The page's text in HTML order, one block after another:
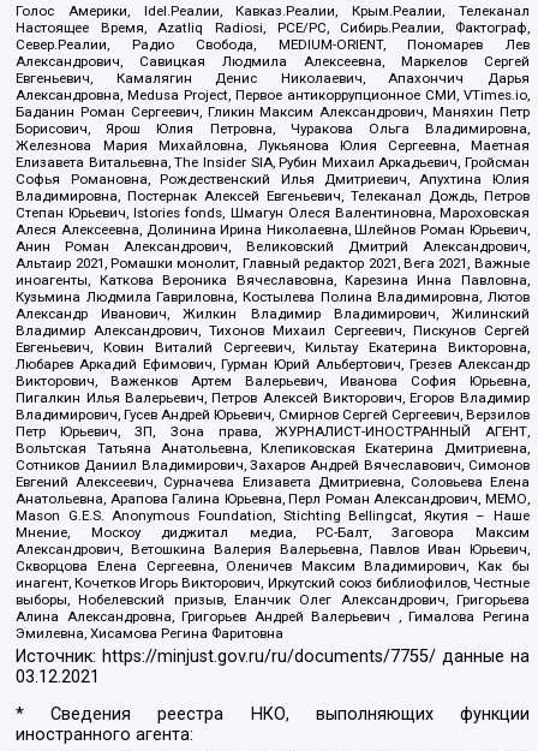
Голос Америки, Idel.Реалии, Кавказ.Реалии, Крым.Реалии, Телеканал
Настоящее Время, Azatliq Radiosi, PCE/PC, Сибирь.Реалии, Фактограф,
Север.Реалии, Радио Свобода, MEDIUM-ORIENT, Пономарев Лев
Александрович, Савицкая Людмила Алексеевна, Маркелов Сергей
Евгеньевич, Камалягин Денис Николаевич, Апахончич Дарья
Александровна, Medusa Project, Первое антикоррупционное СМИ, VTimes.io,
Баданин Роман Сергеевич, Гликин Максим Александрович, Маняхин Петр
Борисович, Ярош Юлия Петровна, Чуракова Ольга Владимировна,
Железнова Мария Михайловна, Лукьянова Юлия Сергеевна, Маетная
Елизавета Витальевна, The Insider SIA, Рубин Михаил Аркадьевич, Гройсман
Софья Романовна, Рождественский Илья Дмитриевич, Апухтина Юлия
Владимировна, Постернак Алексей Евгеньевич, Телеканал Дождь, Петров
Степан Юрьевич, Istories fonds, Шмагун Олеся Валентиновна, Мароховская
Алеся Алексеевна, Долинина Ирина Николаевна, Шлейнов Роман Юрьевич,
Анин Роман Александрович, Великовский Дмитрий Александрович,
Альтаир 2021, Ромашки монолит, Главный редактор 2021, Вега 2021, Важные
иноагенты, Каткова Вероника Вячеславовна, Карезина Инна Павловна,
Кузьмина Людмила Гавриловна, Костылева Полина Владимировна, Лютов
Александр Иванович, Жилкин Владимир Владимирович, Жилинский
Владимир Александрович, Тихонов Михаил Сергеевич, Пискунов Сергей
Евгеньевич, Ковин Виталий Сергеевич, Кильтау Екатерина Викторовна,
Любарев Аркадий Ефимович, Гурман Юрий Альбертович, Грезев Александр
Викторович, Важенков Артем Валерьевич, Иванова София Юрьевна,
Пигалкин Илья Валерьевич, Петров Алексей Викторович, Егоров Владимир
Владимирович, Гусев Андрей Юрьевич, Смирнов Сергей Сергеевич, Верзилов
Петр Юрьевич, ЗП, Зона права, ЖУРНАЛИСТ-ИНОСТРАННЫЙ АГЕНТ,
Вольтская Татьяна Анатольевна, Клепиковская Екатерина Дмитриевна,
Сотников Даниил Владимирович, Захаров Андрей Вячеславович, Симонов
Евгений Алексеевич, Сурначева Елизавета Дмитриевна, Соловьева Елена
Анатольевна, Арапова Галина Юрьевна, Перл Роман Александрович, МЕМО,
Mason G.E.S. Anonymous Foundation, Stichting Bellingcat, Якутия – Наше
Мнение, Москоу диджитал медиа, РС-Балт, Заговора Максим
Александрович, Ветошкина Валерия Валерьевна, Павлов Иван Юрьевич,
Скворцова Елена Сергеевна, Оленичев Максим Владимирович, Как бы
инагент, Кочетков Игорь Викторович, Иркутский союз библиофилов, Честные
выборы, Нобелевский призыв, Еланчик Олег Александрович, Григорьева
Алина Александровна, Григорьев Андрей Валерьевич , Гималова Регина
Эмилевна, Хисамова Регина Фаритовна
Источник: https://minjust.gov.ru/ru/documents/7755/ данные на
03.12.2021
* Сведения реестра НКО, выполняющих функции
иностранного агента: